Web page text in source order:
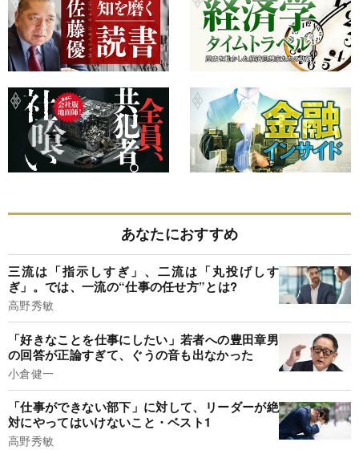
あなたにおすすめ
三流は「指示しすぎ」、二流は「丸投げしす
ぎ」。では、一流の“仕事の任せ方”とは?
高野秀敏
「好きなことを仕事にしたい」若者への豊田章男
の回答が正論すぎて、ぐうの音も出なかった
小倉健一
「仕事ができない部下」に対して、リーダーが絶
対にやってはいけないこと・ベスト1
高野秀敏